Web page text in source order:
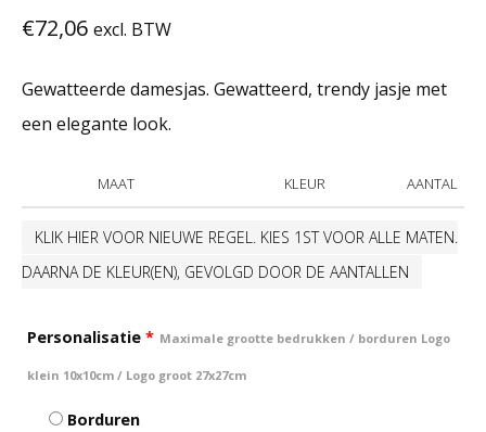
€72,06 excl. BTW
Gewatteerde damesjas. Gewatteerd, trendy jasje met
een elegante look.
MAAT KLEUR AANTAL
KLIK HIER VOOR NIEUWE REGEL. KIES 1ST VOOR ALLE MATEN.
DAARNA DE KLEUR(EN), GEVOLGD DOOR DE AANTALLEN
Personalisatie * Maximale grootte bedrukken / borduren Logo
klein 10x10cm / Logo groot 27x27cm
Borduren